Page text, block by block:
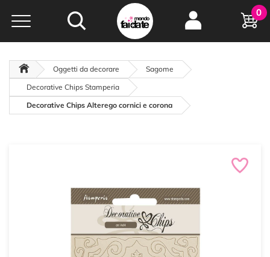
Hobby e
creatività...
oltre 15 anni online
0
Oggetti da decorare
Sagome
Decorative Chips Stamperia
Decorative Chips Alterego cornici e corona